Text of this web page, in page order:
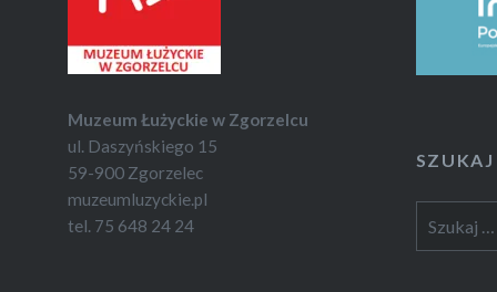
Muzeum Łużyckie w Zgorzelcu
ul. Daszyńskiego 15
59-900 Zgorzelec
muzeumluzyckie.pl
tel. 75 648 24 24
SZUKAJ